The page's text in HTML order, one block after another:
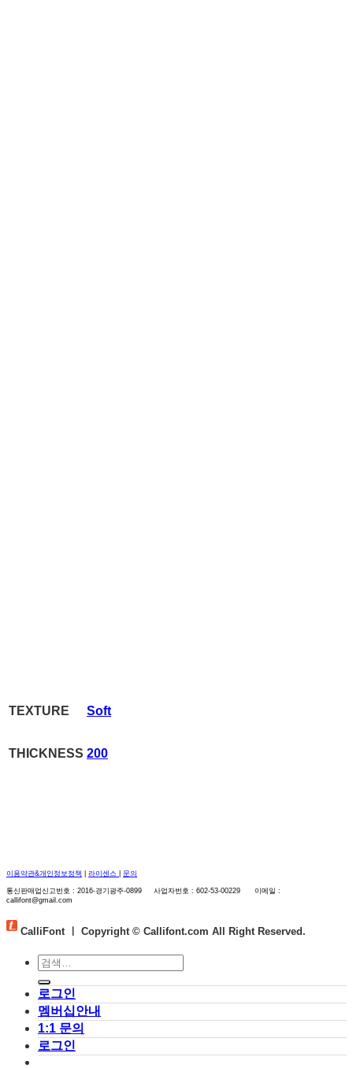
TEXTURE Soft
THICKNESS 200
이용약관&개인정보정책 라이센스 문의
통신판매업신고번호 : 2016-경기광주-0899 사업자번호 : 602-53-00229 이메일 :
callifont@gmail.com
CalliFont ㅣ Copyright © Callifont.com All Right Reserved.
검
색:
로그인
멤버십안내
1:1 문의
로그인